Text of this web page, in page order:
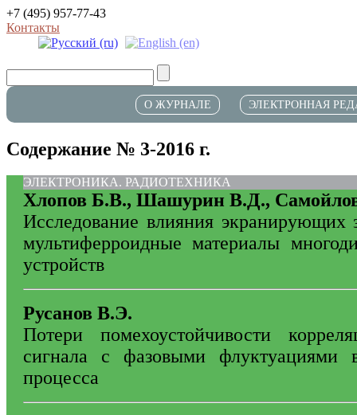
+7 (495) 957-77-43
Контакты
О ЖУРНАЛЕ ЭЛЕКТРОННАЯ
Содержание № 3-2016 г.
ЭЛЕКТРОНИКА. РАДИОТЕХНИКА
Хлопов Б.В., Шашурин В.Д.,
Исследование влияния экранирующих
мультиферроидные материалы
устройств
Русанов В.Э.
Потери помехоустойчивости
сигнала с фазовыми флуктуациями
процесса